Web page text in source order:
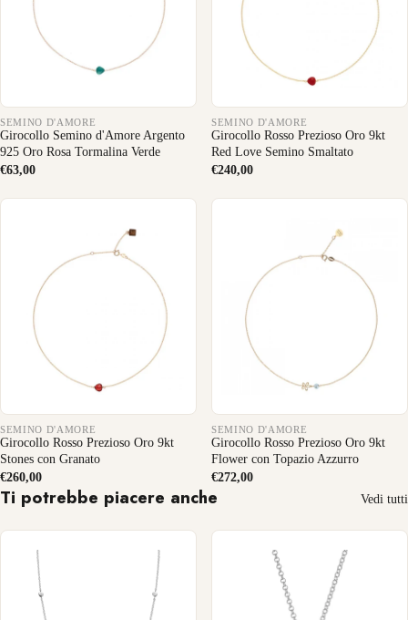
SEMINO D'AMORE
Girocollo Semino d'Amore Argento
925 Oro Rosa Tormalina Verde
€63,00
SEMINO D'AMORE
Girocollo Rosso Prezioso Oro 9kt
Red Love Semino Smaltato
€240,00
SEMINO D'AMORE
Girocollo Rosso Prezioso Oro 9kt
Stones con Granato
€260,00
SEMINO D'AMORE
Girocollo Rosso Prezioso Oro 9kt
Flower con Topazio Azzurro
€272,00
Ti potrebbe piacere anche Vedi tutti